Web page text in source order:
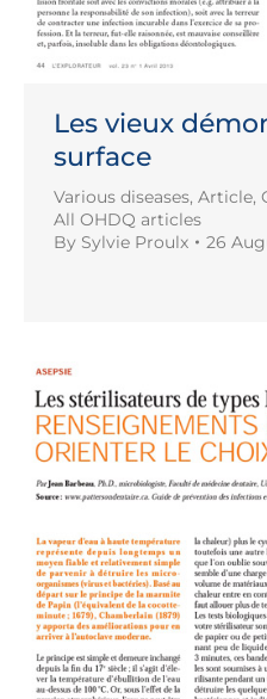
Les vieux
surface
Various diseases, Article,
All OHDQ articles
By Sylvie Proulx 26